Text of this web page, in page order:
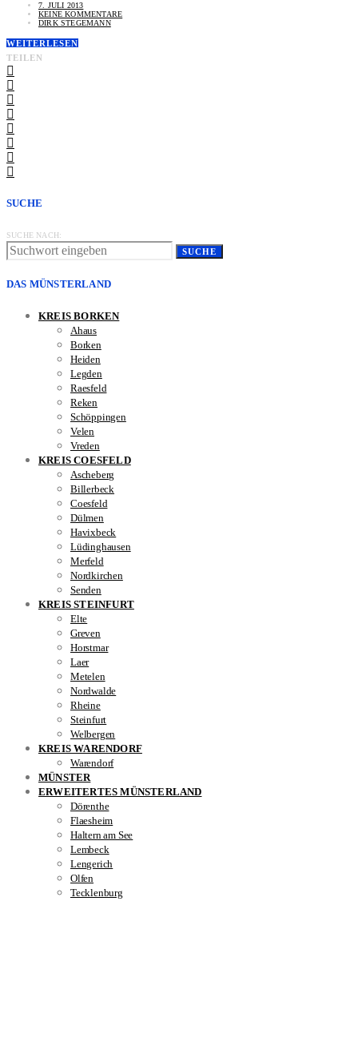
7. JULI 2013
KEINE KOMMENTARE
DIRK STEGEMANN
WEITERLESEN
TEILEN
SUCHE
SUCHE NACH:
SUCHE
DAS MÜNSTERLAND
KREIS BORKEN
Ahaus
Borken
Heiden
Legden
Raesfeld
Reken
Schöppingen
Velen
Vreden
KREIS COESFELD
Ascheberg
Billerbeck
Coesfeld
Dülmen
Havixbeck
Lüdinghausen
Merfeld
Nordkirchen
Senden
KREIS STEINFURT
Elte
Greven
Horstmar
Laer
Metelen
Nordwalde
Rheine
Steinfurt
Welbergen
KREIS WARENDORF
Warendorf
MÜNSTER
ERWEITERTES MÜNSTERLAND
Dörenthe
Flaesheim
Haltern am See
Lembeck
Lengerich
Olfen
Tecklenburg